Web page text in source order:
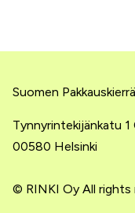
Suomen
Tynnyrintekijänkatu 1
00580 Helsinki
© RINKI Oy All rights